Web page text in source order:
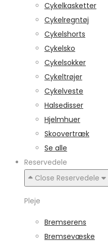
Cykelkasketter
Cykelregntøj
Cykelshorts
Cykelsko
Cykelsokker
Cykeltrøjer
Cykelveste
Halsedisser
Hjelmhuer
Skoovertræk
Se alle
Reservedele
Close Reservedele
Pleje
Bremserens
Bremsevæske